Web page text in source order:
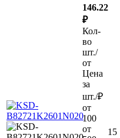
146.22
₽
Кол-
во
шт./
от
Цена
за
шт./₽
от
100
от
15